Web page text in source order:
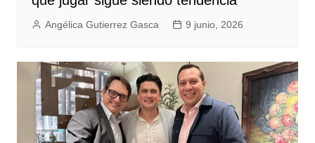
Angélica Gutierrez Gasca 9 junio, 2026